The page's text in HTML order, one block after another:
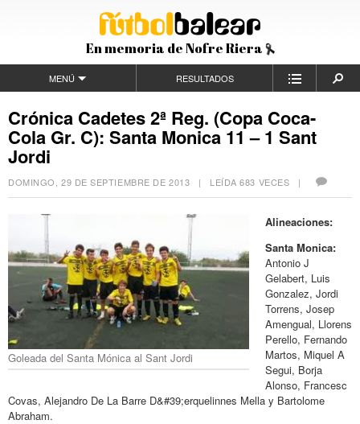
En memoria de Nofre Riera
MENÚ RESULTADOS
Crónica Cadetes 2ª Reg. (Copa Coca-
Cola Gr. C): Santa Monica 11 – 1 Sant
Jordi
DOMINGO, 29 DE SEPTIEMBRE DE 2013 | LEÍDA 683 VECES |
Goleada del Santa Mónica al Sant Jordi
Alineaciones:
Santa Monica:
Antonio J
Gelabert, Luis
Gonzalez, Jordi
Torrens, Josep
Amengual, Llorens
Perello, Fernando
Martos, Miquel A
Segui, Borja
Alonso, Francesc
Covas, Alejandro De La Barre D&#39;erquelinnes Mella y Bartolome
Abraham.